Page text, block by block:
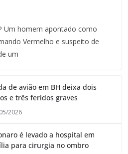
Um homem apontado como
Vermelho e suspeito de
um
de avião em BH deixa dois
e três feridos graves
2026
é levado a hospital em
para cirurgia no ombro